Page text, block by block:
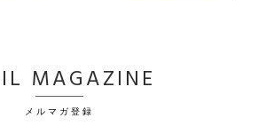
MAGAZINE
メルマガ登録